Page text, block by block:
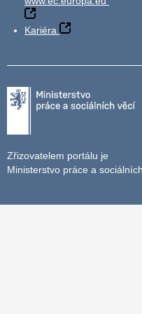
Kariéra
Zřizovatelem portálu je
Ministerstvo práce a